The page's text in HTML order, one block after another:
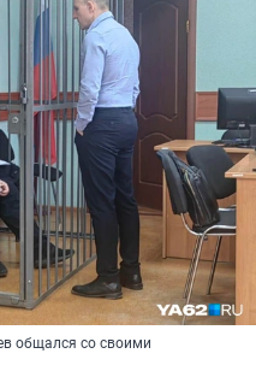
общался со своими